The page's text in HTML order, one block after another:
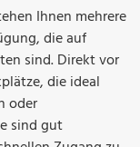
Ihnen mehrere
die auf
sind. Direkt vor
die ideal
oder
sind gut